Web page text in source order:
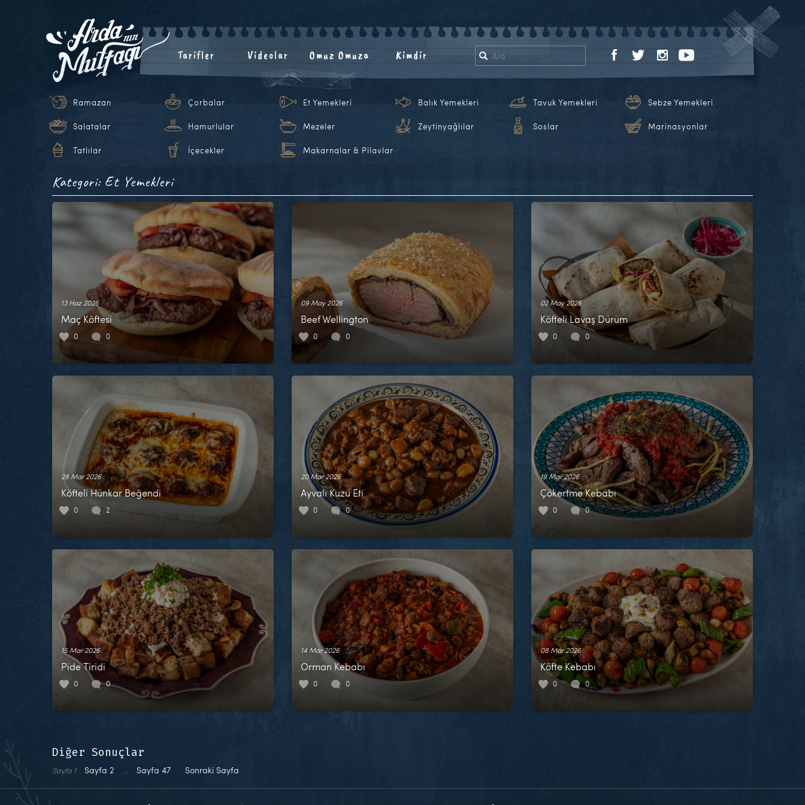
Tarifler Videolar Omuz Omuza Kimdir
Ramazan Çorbalar Et Yemekleri Balık Yemekleri Tavuk Yemekleri Sebze Yemekleri
Salatalar Hamurlular Mezeler Zeytinyağlılar Soslar Marinasyonlar
Tatlılar İçecekler Makarnalar & Pilavlar
Kategori: Et Yemekleri
13 Haz 2026
Maç Köftesi
0 0
09 May 2026
Beef Wellington
0 0
02 May 2026
Köfteli Lavaş Dürüm
0 0
28 Mar 2026
Köfteli Hünkar Beğendi
0 2
20 Mar 2026
Ayvalı Kuzu Eti
0 0
19 Mar 2026
Çökertme Kebabı
0 0
15 Mar 2026
Pide Tiridi
0 0
14 Mar 2026
Orman Kebabı
0 0
08 Mar 2026
Köfte Kebabı
0 0
Diğer Sonuçlar
Sayfa 1 Sayfa 2 … Sayfa 47 Sonraki Sayfa